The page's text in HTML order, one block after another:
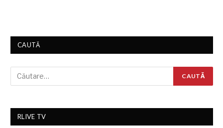
CAUTĂ
RLIVE TV